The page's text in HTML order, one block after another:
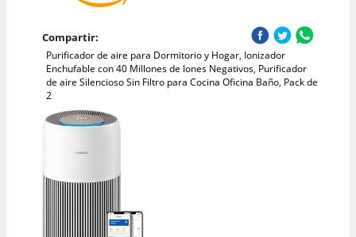
Compartir:
Purificador de aire para Dormitorio y Hogar, Ionizador
Enchufable con 40 Millones de Iones Negativos, Purificador
de aire Silencioso Sin Filtro para Cocina Oficina Baño, Pack de
2